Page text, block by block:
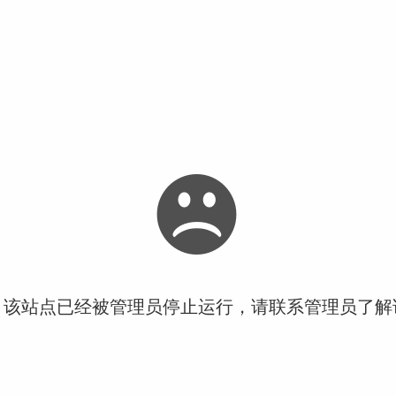
站点已经被管理员停止运行，请联系管理员了